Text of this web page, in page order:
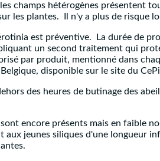
champs hétérogènes présentent
les plantes. Il n'y a plus de risque
est préventive. La durée de
un second traitement qui
par produit, mentionné dans
disponible sur le site du
des heures de butinage des
encore présents mais en faible
aux jeunes siliques d'une longueur